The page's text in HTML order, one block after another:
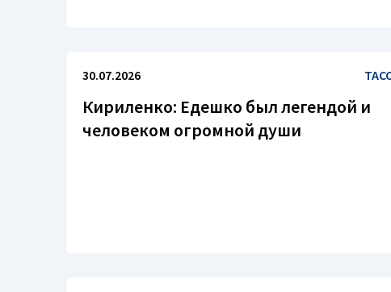
30.07.2026
Кириленко: Едешко был легендой и
человеком огромной души